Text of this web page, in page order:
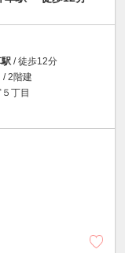
/ 徒歩12分
/ 2階建
丁目